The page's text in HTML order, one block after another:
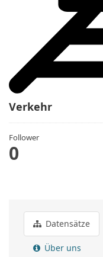
Verkehr
Follower
0
Datensätze
Über uns